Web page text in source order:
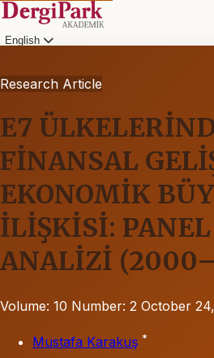
English
Research Article
E7
FİNANSAL
EKONOMİK
İLİŞKİSİ:
ANALİZİ
Volume: 10 Number: 2 October
Mustafa Karakuş *